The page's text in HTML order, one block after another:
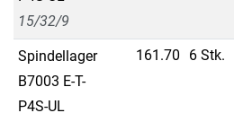
15/32/9
Spindellager
B7003 E-T-
P4S-UL
161.70 6 Stk.